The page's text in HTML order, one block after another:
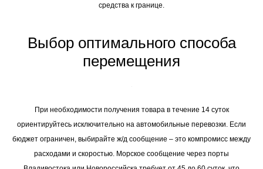
средства к границе.
Выбор оптимального способа
перемещения
При необходимости получения товара в течение 14 суток
ориентируйтесь исключительно на автомобильные перевозки. Если
бюджет ограничен, выбирайте ж/д сообщение – это компромисс между
расходами и скоростью. Морское сообщение через порты